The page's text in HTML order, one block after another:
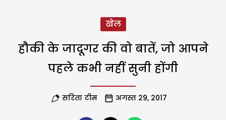
खेल
हौकी के जादूगर की वो बातें, जो आपने
पहले कभी नहीं सुनी होंगी
सरिता टीम अगस्त 29, 2017